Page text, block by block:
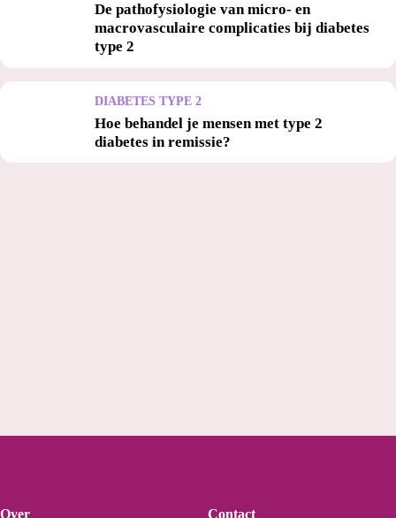
De pathofysiologie van micro- en
macrovasculaire complicaties bij diabetes
type 2
Hoe behandel je mensen met type 2
diabetes in remissie?
DIABETES TYPE 2
Over Contact